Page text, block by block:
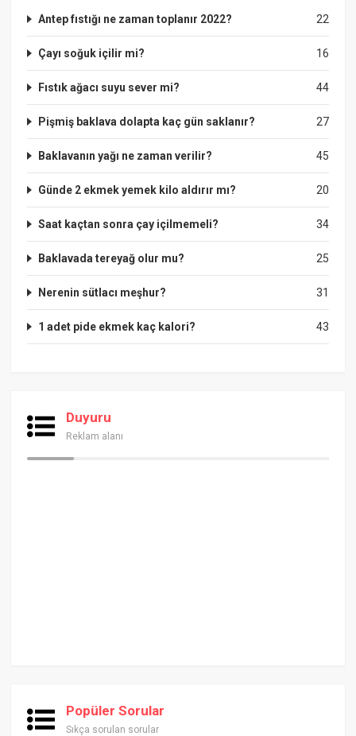
22
Antep fıstığı ne zaman toplanır 2022?
16
Çayı soğuk içilir mi?
44
Fıstık ağacı suyu sever mi?
27
Pişmiş baklava dolapta kaç gün saklanır?
45
Baklavanın yağı ne zaman verilir?
20
Günde 2 ekmek yemek kilo aldırır mı?
34
Saat kaçtan sonra çay içilmemeli?
25
Baklavada tereyağ olur mu?
31
Nerenin sütlacı meşhur?
43
1 adet pide ekmek kaç kalori?
Duyuru
Reklam alanı
Popüler Sorular
Sıkça sorulan sorular